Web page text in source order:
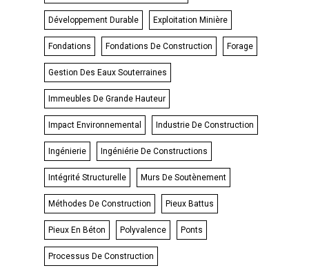
Développement Durable Exploitation Minière
Fondations Fondations De Construction Forage
Gestion Des Eaux Souterraines
Immeubles De Grande Hauteur
Impact Environnemental Industrie De Construction
Ingénierie Ingéniérie De Constructions
Intégrité Structurelle Murs De Soutènement
Méthodes De Construction Pieux Battus
Pieux En Béton Polyvalence Ponts
Processus De Construction